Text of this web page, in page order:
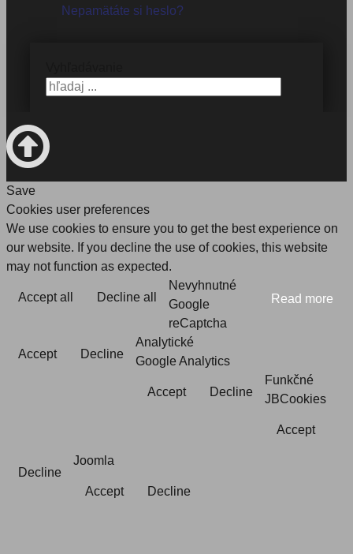
Nepamätáte si heslo?
Save
Cookies user preferences
We use cookies to ensure you to get the best experience on
our website. If you decline the use of cookies, this website
may not function as expected.
Accept all Decline all Read more
Nevyhnutné
Google
reCaptcha
Accept Decline
Analytické
Google Analytics
Accept Decline
Funkčné
JBCookies
Accept
Decline
Joomla
Accept Decline